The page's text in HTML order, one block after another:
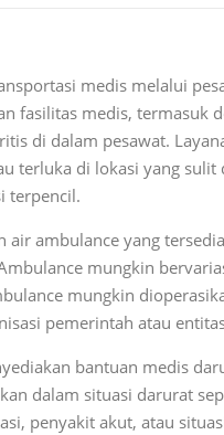
medis melalui
fasilitas medis, termasuk
di dalam pesawat.
terluka di lokasi yang
terpencil.
air ambulance yang
mungkin
mungkin
pemerintah atau
bantuan medis
dalam situasi darurat
penyakit akut, atau